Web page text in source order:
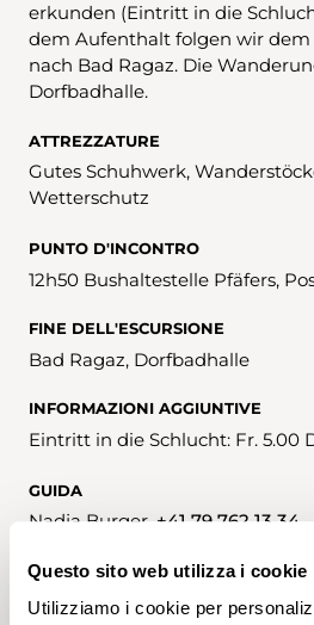
Questo sito web utilizza i cookie
Utilizziamo i cookie per
erkunden (Eintritt in die
dem Aufenthalt folgen wir dem
nach Bad Ragaz. Die
Dorfbadhalle.
ATTREZZATURE
Gutes Schuhwerk,
Wetterschutz
PUNTO D'INCONTRO
12h50 Bushaltestelle Pfäfers,
FINE DELL'ESCURSIONE
Bad Ragaz, Dorfbadhalle
INFORMAZIONI AGGIUNTIVE
GUIDA
Nadja Burger,+41 79 762 13 34
nadjaburger-helg@gmx.ch